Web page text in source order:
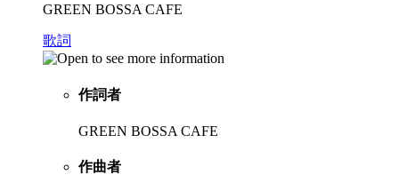
GREEN BOSSA CAFE
歌詞
作詞者
GREEN BOSSA CAFE
作曲者